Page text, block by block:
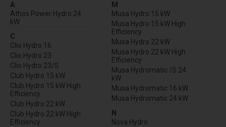
A
Athos Power Hydro 24
kW
C
Clio Hydro 16
Clio Hydro 23
Clio Hydro 23/S
Club Hydro 15 kW
Club Hydro 15 kW High
Efficiency
Club Hydro 22 kW
Club Hydro 22 kW High
Efficiency
M
Musa Hydro 15 kW
Musa Hydro 15 kW High
Efficiency
Musa Hydro 22 kW
Musa Hydro 22 kW High
Efficiency
Musa Hydromatic /S 24
kW
Musa Hydromatic 16 kW
Musa Hydromatic 24 kW
N
Nova Hydro